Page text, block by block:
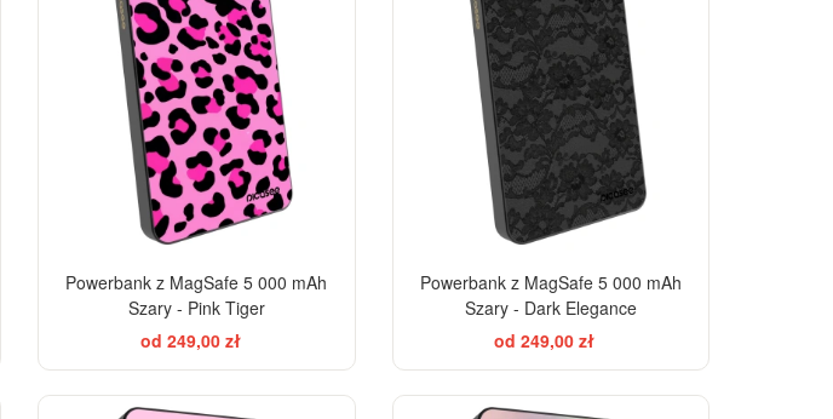
Powerbank z MagSafe 5 000 mAh
Szary - Pink Tiger
od 249,00 zł
Powerbank z MagSafe 5 000 mAh
Szary - Dark Elegance
od 249,00 zł